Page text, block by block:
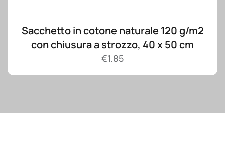
Sacchetto in cotone naturale 120 g/m2
con chiusura a strozzo, 40 x 50 cm
€1.85